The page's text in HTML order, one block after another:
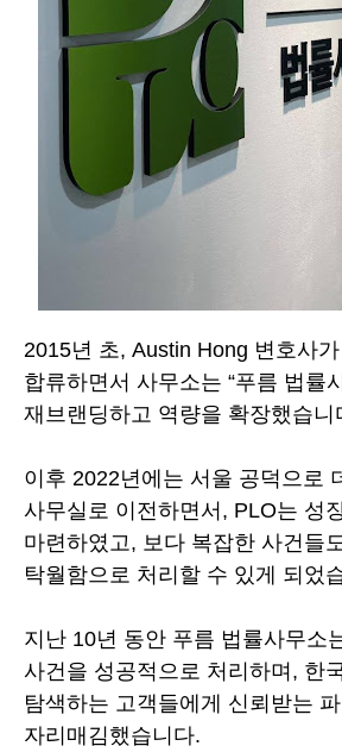
2015년 초, Austin Hong 변호사
합류하면서 사무소는 “푸름 법률
재브랜딩하고 역량을 확장했습니
이후 2022년에는 서울 공덕으로
사무실로 이전하면서, PLO는 성
마련하였고, 보다 복잡한 사건들
탁월함으로 처리할 수 있게 되었
지난 10년 동안 푸름 법률사무소
사건을 성공적으로 처리하며, 한
탐색하는 고객들에게 신뢰받는
자리매김했습니다.